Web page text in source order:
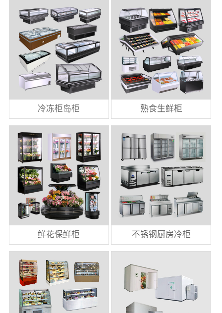
冷冻柜岛柜 熟食生鲜柜
鲜花保鲜柜 不锈钢厨房冷柜